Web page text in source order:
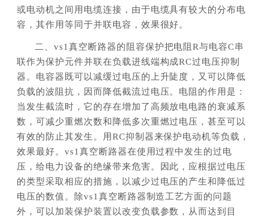
或电动机之间用电缆连接，由于电缆具有较大的分布电
容，其作用等同于并联电容，效果很好。
二、vs1真空断路器的阻容保护把电阻R与电容C串
联作为保护元件并联在负载进线端构成RC过电压抑制
器。电容器既可以减缓过电压的上升陡度，又可以降低
负载的波阻抗，因而降低截流过电压。电阻的作用是：
当发生截流时，它的存在增加了高频放电电路的衰减系
数，可减少重燃次数和降低多次重燃过电压，甚至可以
有效的防止其发生。用RC抑制器来保护电动机等负载，
效果最好。vs1真空断路器在使用过程中发生的过电
压，给电力设备的绝缘带来危害。因此，应根据过电压
的类型采取相应的措施，以减少过电压的产生和降低过
电压的数值。除vs1真空断路器制造工艺方面的问题
外，可以加装保护装置以改变负载参数，从而达到目